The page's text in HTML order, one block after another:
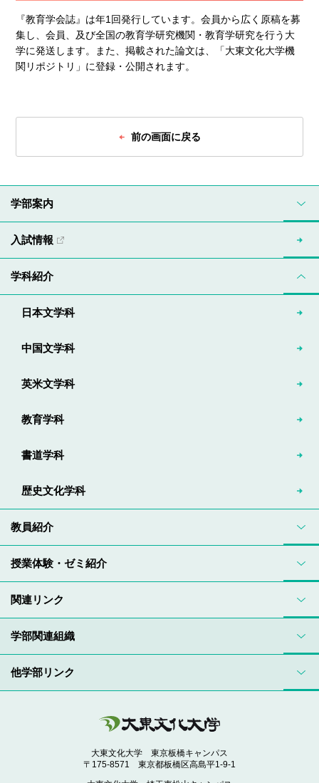
『教育学会誌』は年1回発行しています。会員から広く原稿を募
集し、会員、及び全国の教育学研究機関・教育学研究を行う大
学に発送します。また、掲載された論文は、「大東文化大学機
関リポジトリ」に登録・公開されます。
前の画面に戻る
学部関連組織
他学部リンク
大東文化大学 東京板橋キャンパス
〒175-8571 東京都板橋区高島平1-9-1
学部案内
入試情報
学科紹介
日本文学科
中国文学科
英米文学科
教育学科
書道学科
歴史文化学科
教員紹介
授業体験・ゼミ紹介
関連リンク